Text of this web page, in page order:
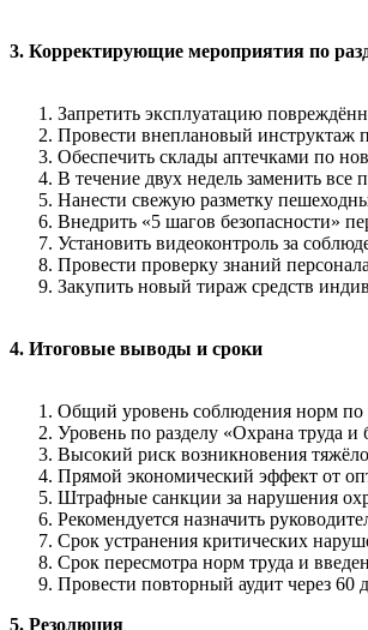
3. Корректирующие мероприятия по
Запретить эксплуатацию
Провести внеплановый инструктаж
Обеспечить склады аптечками по
В течение двух недель заменить все
Нанести свежую разметку
Внедрить «5 шагов безопасности»
Установить видеоконтроль за
Провести проверку знаний
Закупить новый тираж средств
4. Итоговые выводы и сроки
Общий уровень соблюдения норм по
Уровень по разделу «Охрана труда
Высокий риск возникновения
Прямой экономический эффект от
Штрафные санкции за нарушения
Рекомендуется назначить
Срок устранения критических
Срок пересмотра норм труда и
Провести повторный аудит через 60
5. Резолюция